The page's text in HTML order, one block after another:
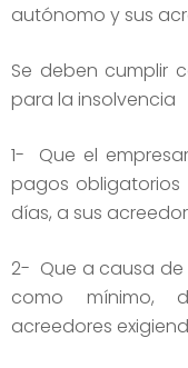
autónomo y sus
Se deben cumplir
para la insolvencia
1- Que el
pagos
días, a sus
2- Que a causa
como mínimo,
acreedores